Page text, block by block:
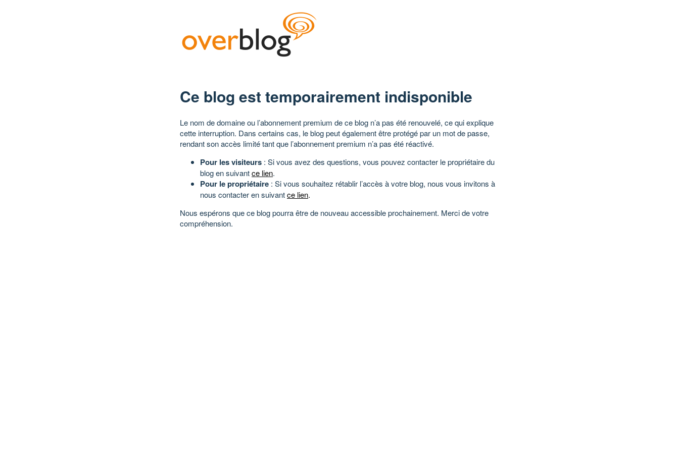
Ce blog est temporairement indisponible
Le nom de domaine ou l’abonnement premium de ce blog n’a pas été renouvelé, ce qui explique
cette interruption. Dans certains cas, le blog peut également être protégé par un mot de passe,
rendant son accès limité tant que l’abonnement premium n’a pas été réactivé.
Pour les visiteurs : Si vous avez des questions, vous pouvez contacter le propriétaire du
blog en suivantce lien.
Pour le propriétaire : Si vous souhaitez rétablir l’accès à votre blog, nous vous invitons à
nous contacter en suivantce lien.
Nous espérons que ce blog pourra être de nouveau accessible prochainement. Merci de votre
compréhension.